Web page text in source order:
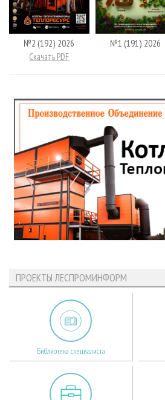
№2 (192) 2026
Скачать PDF
№1 (191) 2026
ПРОЕКТЫ ЛЕСПРОМИНФОРМ
Библиотека специалиста